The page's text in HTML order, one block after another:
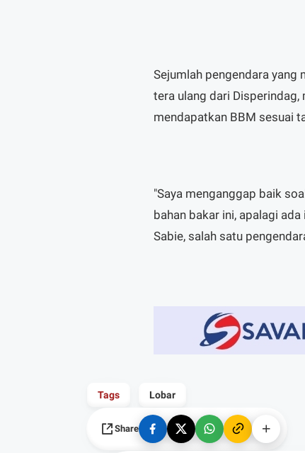
Sejumlah pengendara yang
tera ulang dari
mendapatkan BBM sesuai
"Saya menganggap baik
bahan bakar ini, apalagi
Sabie, salah satu
Tags Lobar
Share